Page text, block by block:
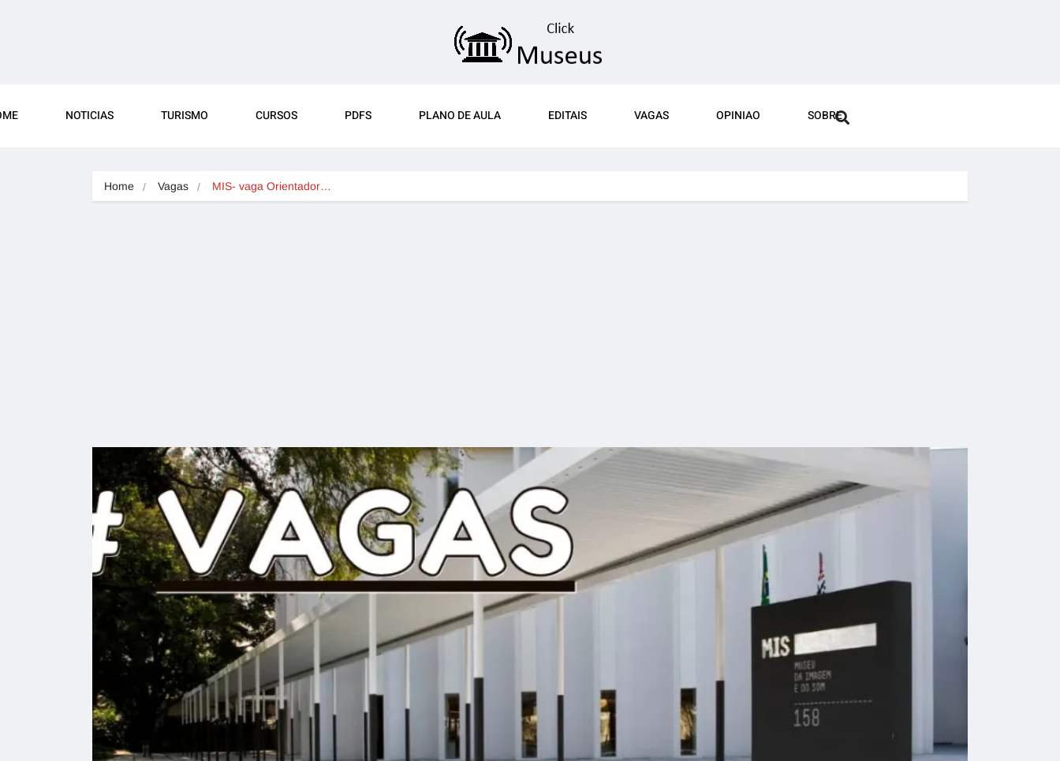
NOTICIAS TURISMO CURSOS PDFS PLANO DE AULA EDITAIS VAGAS OPINIAO SOBRE
Home Vagas MIS- vaga Orientador…